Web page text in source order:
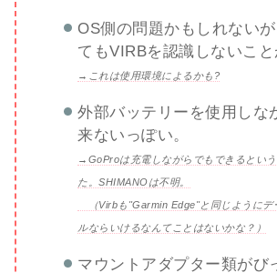
OS側の問題かもしれない
てもVIRBを認識しないこと
→これは使用環境によるかも?
外部バッテリーを使用しな
来ないっぽい。
→GoProは充電しながらでもできるとい
た。SHIMANOは不明。
（Virbも"Garmin Edge"と同じようにデ
ルならいけるなんてことはないかな？）
マウントアダプター類がび